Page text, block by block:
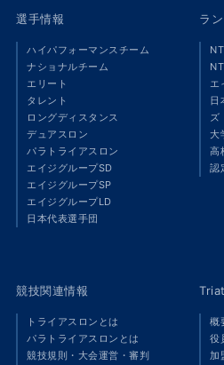
選手情報
ハイパフォーマンスチーム
ナショナルチーム
エリート
タレント
ロングディスタンス
デュアスロン
パラトライアスロン
エイジグループSD
エイジグループSP
エイジグループLD
日本代表選手団
ラ
エ
日
ズ
大
高
認
競技関連情報
トライアスロンとは
パラトライアスロンとは
競技規則・大会運営・審判
概
役
加